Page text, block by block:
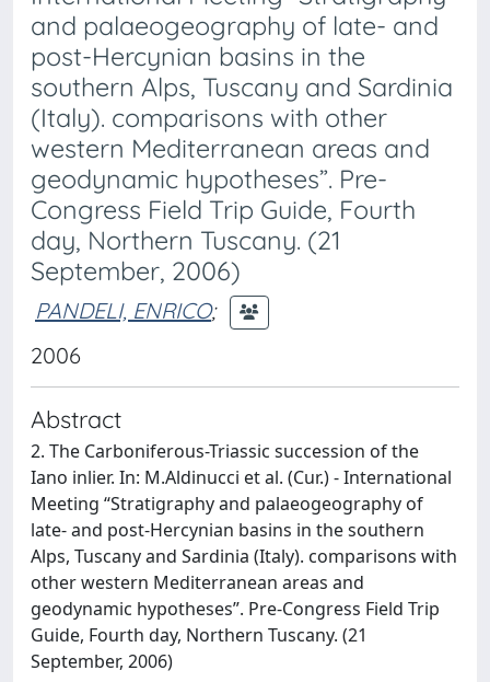
and palaeogeography of late- and
post-Hercynian basins in the
southern Alps, Tuscany and Sardinia
(Italy). comparisons with other
western Mediterranean areas and
geodynamic hypotheses”. Pre-
Congress Field Trip Guide, Fourth
day, Northern Tuscany. (21
September, 2006)
PANDELI, ENRICO;
2006
Abstract
2. The Carboniferous-Triassic succession of the
Iano inlier. In: M.Aldinucci et al. (Cur.) - International
Meeting “Stratigraphy and palaeogeography of
late- and post-Hercynian basins in the southern
Alps, Tuscany and Sardinia (Italy). comparisons with
other western Mediterranean areas and
geodynamic hypotheses”. Pre-Congress Field Trip
Guide, Fourth day, Northern Tuscany. (21
September, 2006)